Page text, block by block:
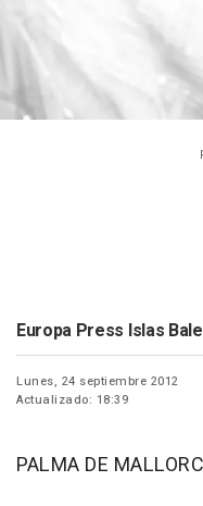
Europa Press Islas
Lunes, 24 septiembre 2012
Actualizado: 18:39
PALMA DE